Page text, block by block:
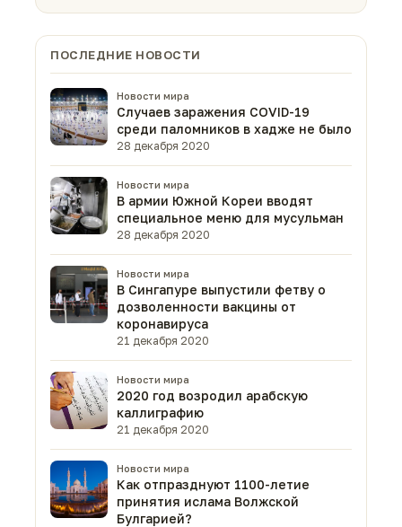
ПОСЛЕДНИЕ НОВОСТИ
Новости мира
Случаев заражения COVID-19
среди паломников в хадже не было
28 декабря 2020
Новости мира
В армии Южной Кореи вводят
специальное меню для мусульман
28 декабря 2020
Новости мира
В Сингапуре выпустили фетву о
дозволенности вакцины от
коронавируса
21 декабря 2020
Новости мира
2020 год возродил арабскую
каллиграфию
21 декабря 2020
Новости мира
Как отпразднуют 1100-летие
принятия ислама Волжской
Булгарией?